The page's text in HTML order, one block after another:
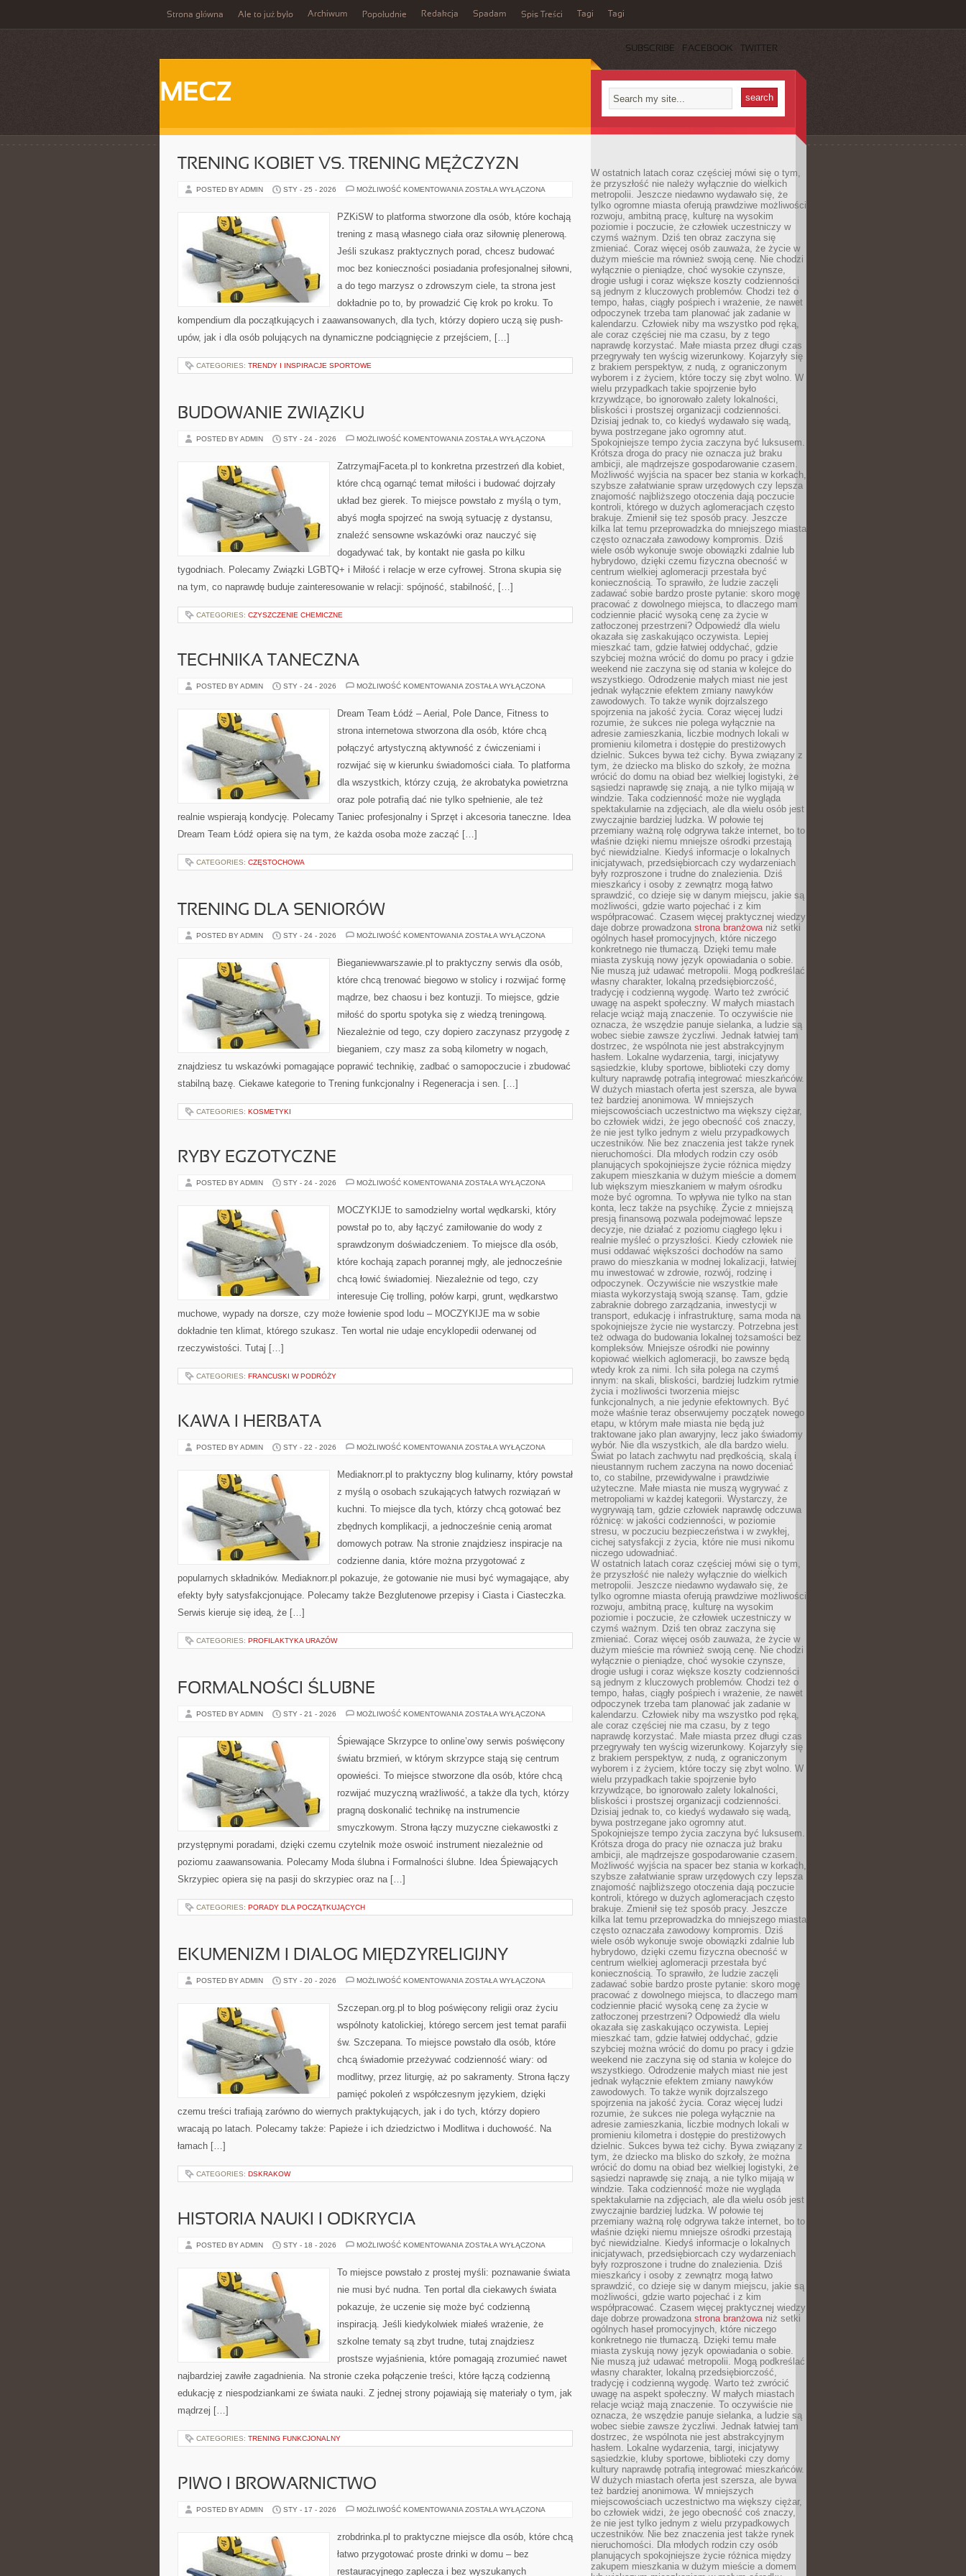
Strona główna Ale to już było Archiwum Popołudnie Redakcja Spadam Spis Treści Tagi Tagi
SUBSCRIBE FACEBOOK TWITTER
MECZ
TRENING KOBIET VS. TRENING MĘŻCZYZN
POSTED BY ADMIN STY - 25 - 2026 MOŻLIWOŚĆ KOMENTOWANIA TRENING
TRENING
MĘŻCZYZN
ZOSTAŁA WYŁĄCZONA
PZKiSW to platforma stworzone dla osób, które kochają
trening z masą własnego ciała oraz siłownię plenerową.
Jeśli szukasz praktycznych porad, chcesz budować
moc bez konieczności posiadania profesjonalnej siłowni,
a do tego marzysz o zdrowszym ciele, ta strona jest
dokładnie po to, by prowadzić Cię krok po kroku. To
kompendium dla początkujących i zaawansowanych, dla tych, którzy dopiero uczą się push-
upów, jak i dla osób polujących na dynamiczne podciągnięcie z przejściem, […]
CATEGORIES: TRENDY I INSPIRACJE SPORTOWE
BUDOWANIE ZWIĄZKU
POSTED BY ADMIN STY - 24 - 2026 MOŻLIWOŚĆ KOMENTOWANIA BUDOWANIE
ZOSTAŁA WYŁĄCZONA
ZatrzymajFaceta.pl to konkretna przestrzeń dla kobiet,
które chcą ogarnąć temat miłości i budować dojrzały
układ bez gierek. To miejsce powstało z myślą o tym,
abyś mogła spojrzeć na swoją sytuację z dystansu,
znaleźć sensowne wskazówki oraz nauczyć się
dogadywać tak, by kontakt nie gasła po kilku
tygodniach. Polecamy Związki LGBTQ+ i Miłość i relacje w erze cyfrowej. Strona skupia się
na tym, co naprawdę buduje zainteresowanie w relacji: spójność, stabilność, […]
CATEGORIES: CZYSZCZENIE CHEMICZNE
TECHNIKA TANECZNA
POSTED BY ADMIN STY - 24 - 2026 MOŻLIWOŚĆ KOMENTOWANIA TECHNIKA
ZOSTAŁA WYŁĄCZONA
Dream Team Łódź – Aerial, Pole Dance, Fitness to
strona internetowa stworzona dla osób, które chcą
połączyć artystyczną aktywność z ćwiczeniami i
rozwijać się w kierunku świadomości ciała. To platforma
dla wszystkich, którzy czują, że akrobatyka powietrzna
oraz pole potrafią dać nie tylko spełnienie, ale też
realnie wspierają kondycję. Polecamy Taniec profesjonalny i Sprzęt i akcesoria taneczne. Idea
Dream Team Łódź opiera się na tym, że każda osoba może zacząć […]
CATEGORIES: CZĘSTOCHOWA
TRENING DLA SENIORÓW
POSTED BY ADMIN STY - 24 - 2026 MOŻLIWOŚĆ KOMENTOWANIA TRENING
ZOSTAŁA WYŁĄCZONA
Bieganiewwarszawie.pl to praktyczny serwis dla osób,
które chcą trenować biegowo w stolicy i rozwijać formę
mądrze, bez chaosu i bez kontuzji. To miejsce, gdzie
miłość do sportu spotyka się z wiedzą treningową.
Niezależnie od tego, czy dopiero zaczynasz przygodę z
bieganiem, czy masz za sobą kilometry w nogach,
znajdziesz tu wskazówki pomagające poprawić technikię, zadbać o samopoczucie i zbudować
stabilną bazę. Ciekawe kategorie to Trening funkcjonalny i Regeneracja i sen. […]
CATEGORIES: KOSMETYKI
RYBY EGZOTYCZNE
POSTED BY ADMIN STY - 24 - 2026 MOŻLIWOŚĆ KOMENTOWANIA RYBY
ZOSTAŁA WYŁĄCZONA
MOCZYKIJE to samodzielny wortal wędkarski, który
powstał po to, aby łączyć zamiłowanie do wody z
sprawdzonym doświadczeniem. To miejsce dla osób,
które kochają zapach porannej mgły, ale jednocześnie
chcą łowić świadomiej. Niezależnie od tego, czy
interesuje Cię trolling, połów karpi, grunt, wędkarstwo
muchowe, wypady na dorsze, czy może łowienie spod lodu – MOCZYKIJE ma w sobie
dokładnie ten klimat, którego szukasz. Ten wortal nie udaje encyklopedii oderwanej od
rzeczywistości. Tutaj […]
CATEGORIES: FRANCUSKI W PODRÓŻY
KAWA I HERBATA
POSTED BY ADMIN STY - 22 - 2026 MOŻLIWOŚĆ KOMENTOWANIA KAWA
ZOSTAŁA WYŁĄCZONA
Mediaknorr.pl to praktyczny blog kulinarny, który powstał
z myślą o osobach szukających łatwych rozwiązań w
kuchni. To miejsce dla tych, którzy chcą gotować bez
zbędnych komplikacji, a jednocześnie cenią aromat
domowych potraw. Na stronie znajdziesz inspiracje na
codzienne dania, które można przygotować z
popularnych składników. Mediaknorr.pl pokazuje, że gotowanie nie musi być wymagające, aby
efekty były satysfakcjonujące. Polecamy także Bezglutenowe przepisy i Ciasta i Ciasteczka.
Serwis kieruje się ideą, że […]
CATEGORIES: PROFILAKTYKA URAZÓW
FORMALNOŚCI ŚLUBNE
POSTED BY ADMIN STY - 21 - 2026 MOŻLIWOŚĆ KOMENTOWANIA FORMALNOŚCI
ZOSTAŁA WYŁĄCZONA
Śpiewające Skrzypce to online’owy serwis poświęcony
światu brzmień, w którym skrzypce stają się centrum
opowieści. To miejsce stworzone dla osób, które chcą
rozwijać muzyczną wrażliwość, a także dla tych, którzy
pragną doskonalić technikę na instrumencie
smyczkowym. Strona łączy muzyczne ciekawostki z
przystępnymi poradami, dzięki czemu czytelnik może oswoić instrument niezależnie od
poziomu zaawansowania. Polecamy Moda ślubna i Formalności ślubne. Idea Śpiewających
Skrzypiec opiera się na pasji do skrzypiec oraz na […]
CATEGORIES: PORADY DLA POCZĄTKUJĄCYCH
EKUMENIZM I DIALOG MIĘDZYRELIGIJNY
POSTED BY ADMIN STY - 20 - 2026 MOŻLIWOŚĆ KOMENTOWANIA EKUMENIZM
MIĘDZYRELIGIJNY
ZOSTAŁA WYŁĄCZONA
Szczepan.org.pl to blog poświęcony religii oraz życiu
wspólnoty katolickiej, którego sercem jest temat parafii
św. Szczepana. To miejsce powstało dla osób, które
chcą świadomie przeżywać codzienność wiary: od
modlitwy, przez liturgię, aż po sakramenty. Strona łączy
pamięć pokoleń z współczesnym językiem, dzięki
czemu treści trafiają zarówno do wiernych praktykujących, jak i do tych, którzy dopiero
wracają po latach. Polecamy także: Papieże i ich dziedzictwo i Modlitwa i duchowość. Na
łamach […]
CATEGORIES: DSKRAKOW
HISTORIA NAUKI I ODKRYCIA
POSTED BY ADMIN STY - 18 - 2026 MOŻLIWOŚĆ KOMENTOWANIA HISTORIA
ODKRYCIA
ZOSTAŁA WYŁĄCZONA
To miejsce powstało z prostej myśli: poznawanie świata
nie musi być nudna. Ten portal dla ciekawych świata
pokazuje, że uczenie się może być codzienną
inspiracją. Jeśli kiedykolwiek miałeś wrażenie, że
szkolne tematy są zbyt trudne, tutaj znajdziesz
prostsze wyjaśnienia, które pomagają zrozumieć nawet
najbardziej zawiłe zagadnienia. Na stronie czeka połączenie treści, które łączą codzienną
edukację z niespodziankami ze świata nauki. Z jednej strony pojawiają się materiały o tym, jak
mądrzej […]
CATEGORIES: TRENING FUNKCJONALNY
PIWO I BROWARNICTWO
POSTED BY ADMIN STY - 17 - 2026 MOŻLIWOŚĆ KOMENTOWANIA PIWO
ZOSTAŁA WYŁĄCZONA
zrobdrinka.pl to praktyczne miejsce dla osób, które chcą
łatwo przygotować proste drinki w domu – bez
restauracyjnego zaplecza i bez wyszukanych
W ostatnich latach coraz częściej mówi się o tym,
że przyszłość nie należy wyłącznie do wielkich
metropolii. Jeszcze niedawno wydawało się, że
tylko ogromne miasta oferują prawdziwe możliwości
rozwoju, ambitną pracę, kulturę na wysokim
poziomie i poczucie, że człowiek uczestniczy w
czymś ważnym. Dziś ten obraz zaczyna się
zmieniać. Coraz więcej osób zauważa, że życie w
dużym mieście ma również swoją cenę. Nie chodzi
wyłącznie o pieniądze, choć wysokie czynsze,
drogie usługi i coraz większe koszty codzienności
są jednym z kluczowych problemów. Chodzi też o
tempo, hałas, ciągły pośpiech i wrażenie, że nawet
odpoczynek trzeba tam planować jak zadanie w
kalendarzu. Człowiek niby ma wszystko pod ręką,
ale coraz częściej nie ma czasu, by z tego
naprawdę korzystać. Małe miasta przez długi czas
przegrywały ten wyścig wizerunkowy. Kojarzyły się
z brakiem perspektyw, z nudą, z ograniczonym
wyborem i z życiem, które toczy się zbyt wolno. W
wielu przypadkach takie spojrzenie było
krzywdzące, bo ignorowało zalety lokalności,
bliskości i prostszej organizacji codzienności.
Dzisiaj jednak to, co kiedyś wydawało się wadą,
bywa postrzegane jako ogromny atut.
Spokojniejsze tempo życia zaczyna być luksusem.
Krótsza droga do pracy nie oznacza już braku
ambicji, ale mądrzejsze gospodarowanie czasem.
Możliwość wyjścia na spacer bez stania w korkach,
szybsze załatwianie spraw urzędowych czy lepsza
znajomość najbliższego otoczenia dają poczucie
kontroli, którego w dużych aglomeracjach często
brakuje. Zmienił się też sposób pracy. Jeszcze
kilka lat temu przeprowadzka do mniejszego miasta
często oznaczała zawodowy kompromis. Dziś
wiele osób wykonuje swoje obowiązki zdalnie lub
hybrydowo, dzięki czemu fizyczna obecność w
centrum wielkiej aglomeracji przestała być
koniecznością. To sprawiło, że ludzie zaczęli
zadawać sobie bardzo proste pytanie: skoro mogę
pracować z dowolnego miejsca, to dlaczego mam
codziennie płacić wysoką cenę za życie w
zatłoczonej przestrzeni? Odpowiedź dla wielu
okazała się zaskakująco oczywista. Lepiej
mieszkać tam, gdzie łatwiej oddychać, gdzie
szybciej można wrócić do domu po pracy i gdzie
weekend nie zaczyna się od stania w kolejce do
wszystkiego. Odrodzenie małych miast nie jest
jednak wyłącznie efektem zmiany nawyków
zawodowych. To także wynik dojrzalszego
spojrzenia na jakość życia. Coraz więcej ludzi
rozumie, że sukces nie polega wyłącznie na
adresie zamieszkania, liczbie modnych lokali w
promieniu kilometra i dostępie do prestiżowych
dzielnic. Sukces bywa też cichy. Bywa związany z
tym, że dziecko ma blisko do szkoły, że można
wrócić do domu na obiad bez wielkiej logistyki, że
sąsiedzi naprawdę się znają, a nie tylko mijają w
windzie. Taka codzienność może nie wygląda
spektakularnie na zdjęciach, ale dla wielu osób jest
zwyczajnie bardziej ludzka. W połowie tej
przemiany ważną rolę odgrywa także internet, bo to
właśnie dzięki niemu mniejsze ośrodki przestają
być niewidzialne. Kiedyś informacje o lokalnych
inicjatywach, przedsiębiorcach czy wydarzeniach
były rozproszone i trudne do znalezienia. Dziś
mieszkańcy i osoby z zewnątrz mogą łatwo
sprawdzić, co dzieje się w danym miejscu, jakie są
możliwości, gdzie warto pojechać i z kim
współpracować. Czasem więcej praktycznej wiedzy
daje dobrze prowadzona strona branżowaniż setki
ogólnych haseł promocyjnych, które niczego
konkretnego nie tłumaczą. Dzięki temu małe
miasta zyskują nowy język opowiadania o sobie.
Nie muszą już udawać metropolii. Mogą podkreślać
własny charakter, lokalną przedsiębiorczość,
tradycję i codzienną wygodę. Warto też zwrócić
uwagę na aspekt społeczny. W małych miastach
relacje wciąż mają znaczenie. To oczywiście nie
oznacza, że wszędzie panuje sielanka, a ludzie są
wobec siebie zawsze życzliwi. Jednak łatwiej tam
dostrzec, że wspólnota nie jest abstrakcyjnym
hasłem. Lokalne wydarzenia, targi, inicjatywy
sąsiedzkie, kluby sportowe, biblioteki czy domy
kultury naprawdę potrafią integrować mieszkańców.
W dużych miastach oferta jest szersza, ale bywa
też bardziej anonimowa. W mniejszych
miejscowościach uczestnictwo ma większy ciężar,
bo człowiek widzi, że jego obecność coś znaczy,
że nie jest tylko jednym z wielu przypadkowych
uczestników. Nie bez znaczenia jest także rynek
nieruchomości. Dla młodych rodzin czy osób
planujących spokojniejsze życie różnica między
zakupem mieszkania w dużym mieście a domem
lub większym mieszkaniem w małym ośrodku
może być ogromna. To wpływa nie tylko na stan
konta, lecz także na psychikę. Życie z mniejszą
presją finansową pozwala podejmować lepsze
decyzje, nie działać z poziomu ciągłego lęku i
realnie myśleć o przyszłości. Kiedy człowiek nie
musi oddawać większości dochodów na samo
prawo do mieszkania w modnej lokalizacji, łatwiej
mu inwestować w zdrowie, rozwój, rodzinę i
odpoczynek. Oczywiście nie wszystkie małe
miasta wykorzystają swoją szansę. Tam, gdzie
zabraknie dobrego zarządzania, inwestycji w
transport, edukację i infrastrukturę, sama moda na
spokojniejsze życie nie wystarczy. Potrzebna jest
też odwaga do budowania lokalnej tożsamości bez
kompleksów. Mniejsze ośrodki nie powinny
kopiować wielkich aglomeracji, bo zawsze będą
wtedy krok za nimi. Ich siła polega na czymś
innym: na skali, bliskości, bardziej ludzkim rytmie
życia i możliwości tworzenia miejsc
funkcjonalnych, a nie jedynie efektownych. Być
może właśnie teraz obserwujemy początek nowego
etapu, w którym małe miasta nie będą już
traktowane jako plan awaryjny, lecz jako świadomy
wybór. Nie dla wszystkich, ale dla bardzo wielu.
Świat po latach zachwytu nad prędkością, skalą i
nieustannym ruchem zaczyna na nowo doceniać
to, co stabilne, przewidywalne i prawdziwie
użyteczne. Małe miasta nie muszą wygrywać z
metropoliami w każdej kategorii. Wystarczy, że
wygrywają tam, gdzie człowiek naprawdę odczuwa
różnicę: w jakości codzienności, w poziomie
stresu, w poczuciu bezpieczeństwa i w zwykłej,
cichej satysfakcji z życia, które nie musi nikomu
niczego udowadniać.
W ostatnich latach coraz częściej mówi się o tym,
że przyszłość nie należy wyłącznie do wielkich
metropolii. Jeszcze niedawno wydawało się, że
tylko ogromne miasta oferują prawdziwe możliwości
rozwoju, ambitną pracę, kulturę na wysokim
poziomie i poczucie, że człowiek uczestniczy w
czymś ważnym. Dziś ten obraz zaczyna się
zmieniać. Coraz więcej osób zauważa, że życie w
dużym mieście ma również swoją cenę. Nie chodzi
wyłącznie o pieniądze, choć wysokie czynsze,
drogie usługi i coraz większe koszty codzienności
są jednym z kluczowych problemów. Chodzi też o
tempo, hałas, ciągły pośpiech i wrażenie, że nawet
odpoczynek trzeba tam planować jak zadanie w
kalendarzu. Człowiek niby ma wszystko pod ręką,
ale coraz częściej nie ma czasu, by z tego
naprawdę korzystać. Małe miasta przez długi czas
przegrywały ten wyścig wizerunkowy. Kojarzyły się
z brakiem perspektyw, z nudą, z ograniczonym
wyborem i z życiem, które toczy się zbyt wolno. W
wielu przypadkach takie spojrzenie było
krzywdzące, bo ignorowało zalety lokalności,
bliskości i prostszej organizacji codzienności.
Dzisiaj jednak to, co kiedyś wydawało się wadą,
bywa postrzegane jako ogromny atut.
Spokojniejsze tempo życia zaczyna być luksusem.
Krótsza droga do pracy nie oznacza już braku
ambicji, ale mądrzejsze gospodarowanie czasem.
Możliwość wyjścia na spacer bez stania w korkach,
szybsze załatwianie spraw urzędowych czy lepsza
znajomość najbliższego otoczenia dają poczucie
kontroli, którego w dużych aglomeracjach często
brakuje. Zmienił się też sposób pracy. Jeszcze
kilka lat temu przeprowadzka do mniejszego miasta
często oznaczała zawodowy kompromis. Dziś
wiele osób wykonuje swoje obowiązki zdalnie lub
hybrydowo, dzięki czemu fizyczna obecność w
centrum wielkiej aglomeracji przestała być
koniecznością. To sprawiło, że ludzie zaczęli
zadawać sobie bardzo proste pytanie: skoro mogę
pracować z dowolnego miejsca, to dlaczego mam
codziennie płacić wysoką cenę za życie w
zatłoczonej przestrzeni? Odpowiedź dla wielu
okazała się zaskakująco oczywista. Lepiej
mieszkać tam, gdzie łatwiej oddychać, gdzie
szybciej można wrócić do domu po pracy i gdzie
weekend nie zaczyna się od stania w kolejce do
wszystkiego. Odrodzenie małych miast nie jest
jednak wyłącznie efektem zmiany nawyków
zawodowych. To także wynik dojrzalszego
spojrzenia na jakość życia. Coraz więcej ludzi
rozumie, że sukces nie polega wyłącznie na
adresie zamieszkania, liczbie modnych lokali w
promieniu kilometra i dostępie do prestiżowych
dzielnic. Sukces bywa też cichy. Bywa związany z
tym, że dziecko ma blisko do szkoły, że można
wrócić do domu na obiad bez wielkiej logistyki, że
sąsiedzi naprawdę się znają, a nie tylko mijają w
windzie. Taka codzienność może nie wygląda
spektakularnie na zdjęciach, ale dla wielu osób jest
zwyczajnie bardziej ludzka. W połowie tej
przemiany ważną rolę odgrywa także internet, bo to
właśnie dzięki niemu mniejsze ośrodki przestają
być niewidzialne. Kiedyś informacje o lokalnych
inicjatywach, przedsiębiorcach czy wydarzeniach
były rozproszone i trudne do znalezienia. Dziś
mieszkańcy i osoby z zewnątrz mogą łatwo
sprawdzić, co dzieje się w danym miejscu, jakie są
możliwości, gdzie warto pojechać i z kim
współpracować. Czasem więcej praktycznej wiedzy
daje dobrze prowadzona strona branżowaniż setki
ogólnych haseł promocyjnych, które niczego
konkretnego nie tłumaczą. Dzięki temu małe
miasta zyskują nowy język opowiadania o sobie.
Nie muszą już udawać metropolii. Mogą podkreślać
własny charakter, lokalną przedsiębiorczość,
tradycję i codzienną wygodę. Warto też zwrócić
uwagę na aspekt społeczny. W małych miastach
relacje wciąż mają znaczenie. To oczywiście nie
oznacza, że wszędzie panuje sielanka, a ludzie są
wobec siebie zawsze życzliwi. Jednak łatwiej tam
dostrzec, że wspólnota nie jest abstrakcyjnym
hasłem. Lokalne wydarzenia, targi, inicjatywy
sąsiedzkie, kluby sportowe, biblioteki czy domy
kultury naprawdę potrafią integrować mieszkańców.
W dużych miastach oferta jest szersza, ale bywa
też bardziej anonimowa. W mniejszych
miejscowościach uczestnictwo ma większy ciężar,
bo człowiek widzi, że jego obecność coś znaczy,
że nie jest tylko jednym z wielu przypadkowych
uczestników. Nie bez znaczenia jest także rynek
nieruchomości. Dla młodych rodzin czy osób
planujących spokojniejsze życie różnica między
zakupem mieszkania w dużym mieście a domem